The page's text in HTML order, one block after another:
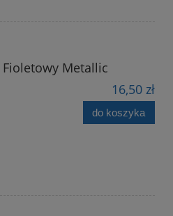
Fioletowy Metallic
16,50 zł
do koszyka